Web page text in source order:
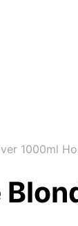
1000ml